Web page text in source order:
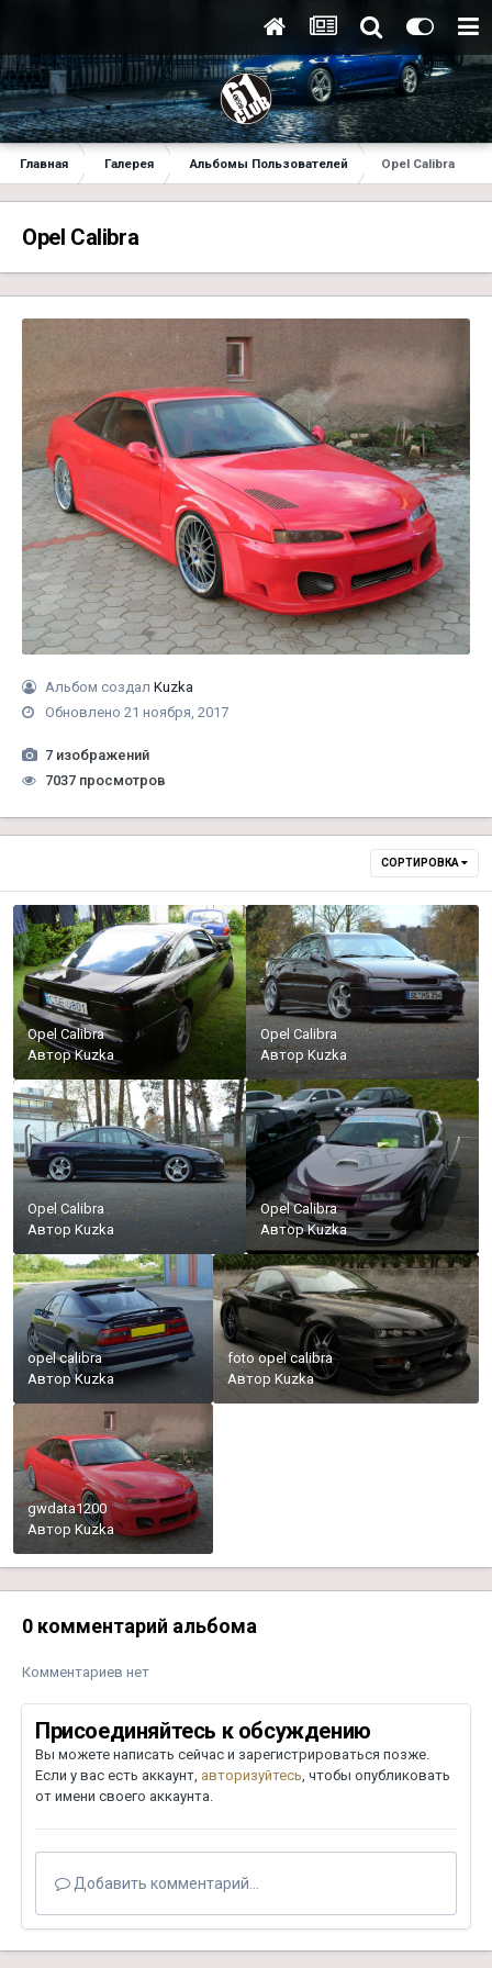
Главная Галерея Альбомы Пользователей Opel Calibra
Opel Calibra
Альбом создалKuzka
Обновлено21 ноября, 2017
7 изображений
7037 просмотров
СОРТИРОВКА
Opel Calibra
АвторKuzka
Opel Calibra
АвторKuzka
Opel Calibra
Автор Kuzka
Opel Calibra
АвторKuzka
opel calibra
АвторKuzka
foto opel calibra
Автор Kuzka
gwdata1200
Автор Kuzka
0 комментарий альбома
Комментариев нет
Присоединяйтесь к обсуждению
Вы можете написать сейчас и зарегистрироваться позже.
Если у вас есть аккаунт, авторизуйтесь , чтобы опубликовать
от имени своего аккаунта.
Добавить комментарий...